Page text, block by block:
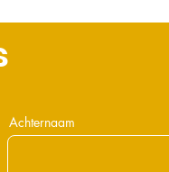
Achternaam